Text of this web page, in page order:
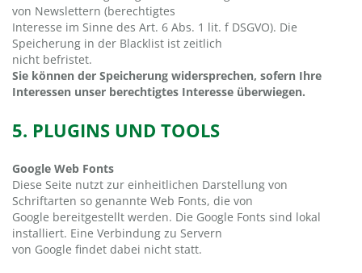
von Newslettern (berechtigtes
Interesse im Sinne des Art. 6 Abs. 1 lit. f DSGVO). Die
Speicherung in der Blacklist ist zeitlich
nicht befristet.
Sie können der Speicherung widersprechen, sofern Ihre
Interessen unser berechtigtes Interesse überwiegen.
5. PLUGINS UND TOOLS
Google Web Fonts
Diese Seite nutzt zur einheitlichen Darstellung von
Schriftarten so genannte Web Fonts, die von
Google bereitgestellt werden. Die Google Fonts sind lokal
installiert. Eine Verbindung zu Servern
von Google findet dabei nicht statt.